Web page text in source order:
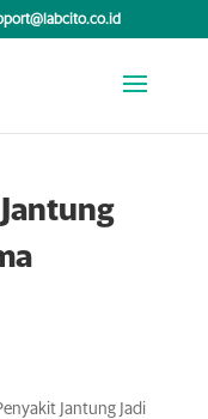
Jantung Jadi